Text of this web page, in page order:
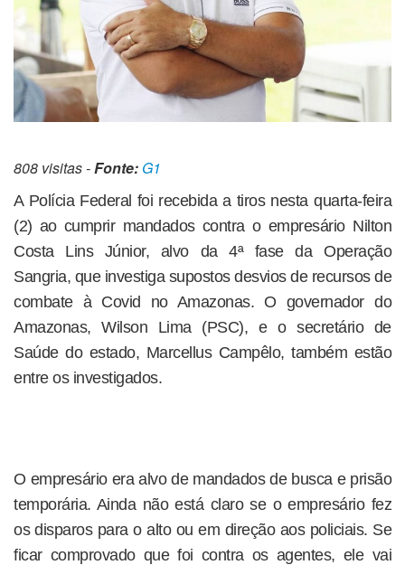
808 visitas -Fonte: G1
A Polícia Federal foi recebida a tiros nesta quarta-feira
(2) ao cumprir mandados contra o empresário Nilton
Costa Lins Júnior, alvo da 4ª fase da Operação
Sangria, que investiga supostos desvios de recursos de
combate à Covid no Amazonas. O governador do
Amazonas, Wilson Lima (PSC), e o secretário de
Saúde do estado, Marcellus Campêlo, também estão
entre os investigados.
O empresário era alvo de mandados de busca e prisão
temporária. Ainda não está claro se o empresário fez
os disparos para o alto ou em direção aos policiais. Se
ficar comprovado que foi contra os agentes, ele vai